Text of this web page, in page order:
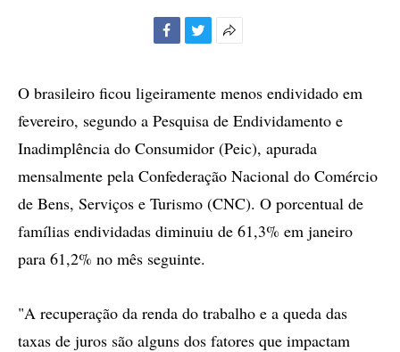
compartilhamento
O brasileiro ficou ligeiramente menos endividado em
fevereiro, segundo a Pesquisa de Endividamento e
Inadimplência do Consumidor (Peic), apurada
mensalmente pela Confederação Nacional do Comércio
de Bens, Serviços e Turismo (CNC). O porcentual de
famílias endividadas diminuiu de 61,3% em janeiro
para 61,2% no mês seguinte.
"A recuperação da renda do trabalho e a queda das
taxas de juros são alguns dos fatores que impactam